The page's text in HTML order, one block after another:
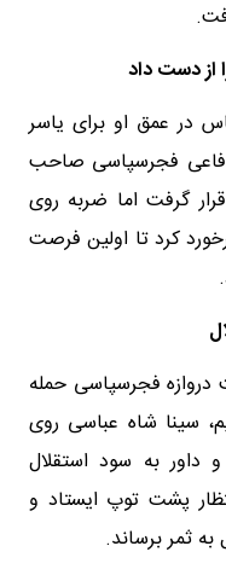
از دست داد
در عمق او برای یاسر
فجرسپاسی صاحب
گرفت اما ضربه روی
کرد تا اولین فرصت
در دقیقه ۴۰ به سمت دروازه فجرسپاسی حمله
سینا شاه عباسی روی
به سود استقلال
پشت توپ ایستاد و
ثمر برساند.